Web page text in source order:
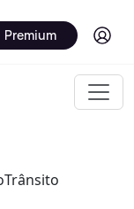
Premium Log in
Trânsito